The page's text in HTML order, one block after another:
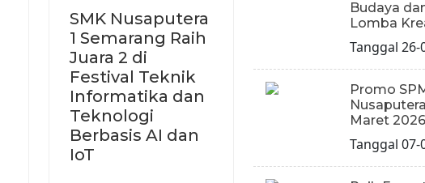
SMK Nusaputera
1 Semarang Raih
Juara 2 di
Festival Teknik
Informatika dan
Teknologi
Berbasis AI dan
IoT
Budaya
Lomba
Tanggal 26-
Promo
Maret 2026
Tanggal 07-